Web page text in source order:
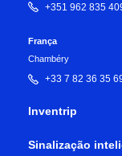
+351 962 835
França
Chambéry
+33 7 82 36 35
Inventrip
Sinalização